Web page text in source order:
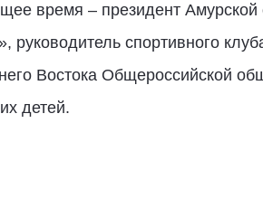
время – президент Амурской
руководитель спортивного
Востока Общероссийской
детей.